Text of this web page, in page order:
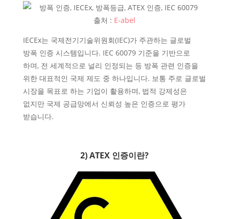
출처 : E-abel
IECEx는 국제전기기술위원회(IEC)가 주관하는 글로벌
방폭 인증 시스템입니다. IEC 60079 기준을 기반으로
하며, 전 세계적으로 널리 인정되는 등 방폭 관련 인증을
위한 대표적인 국제 제도 중 하나입니다. 보통 주로 글로벌
시장을 목표로 하는 기업이 활용하며, 법적 강제성은
없지만 국제 공급망에서 신뢰성 높은 인증으로 평가
받습니다.
2) ATEX 인증이란?